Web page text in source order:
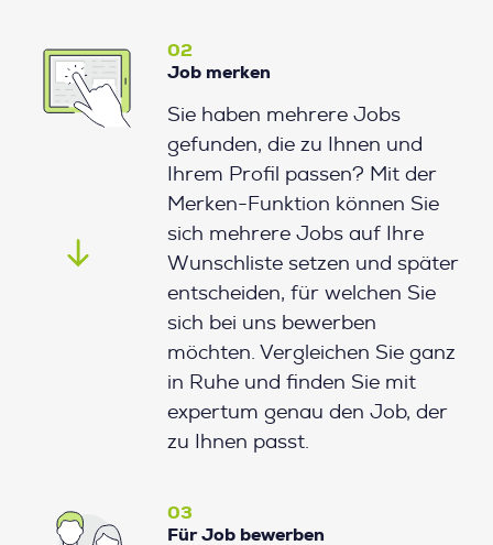
02
Job merken
Sie haben mehrere Jobs
gefunden, die zu Ihnen und
Ihrem Profil passen? Mit der
Merken-Funktion können Sie
sich mehrere Jobs auf Ihre
Wunschliste setzen und später
entscheiden, für welchen Sie
sich bei uns bewerben
möchten. Vergleichen Sie ganz
in Ruhe und finden Sie mit
expertum genau den Job, der
zu Ihnen passt.
03
Für Job bewerben